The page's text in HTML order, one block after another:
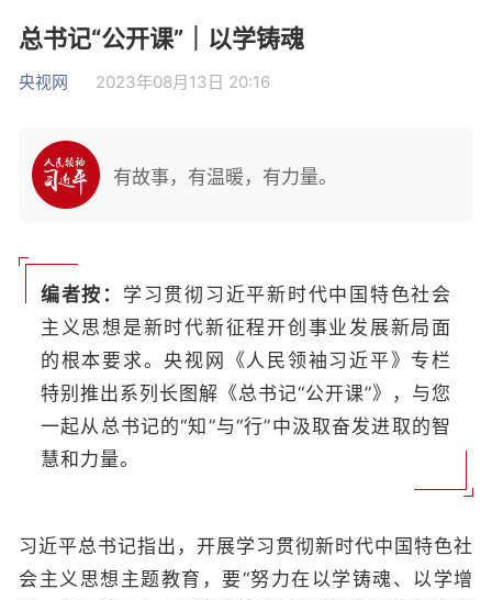
总书记“公开课”｜以学铸魂
央视网 2023年08月13日 20:16
有故事，有温暖，有力量。
编者按： 学习贯彻习近平新时代中国特色社会
主义思想是新时代新征程开创事业发展新局面
的根本要求。央视网《人民领袖习近平》专栏
特别推出系列长图解《总书记“公开课”》，与您
一起从总书记的“知”与“行”中汲取奋发进取的智
慧和力量。
习近平总书记指出，开展学习贯彻新时代中国特色社
会主义思想主题教育，要“努力在以学铸魂、以学增